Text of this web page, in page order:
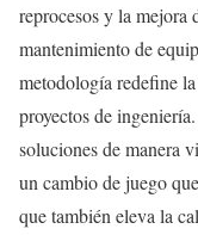
reprocesos y la mejora
mantenimiento de
metodología redefine
proyectos de
soluciones de manera
un cambio de juego
que también eleva la